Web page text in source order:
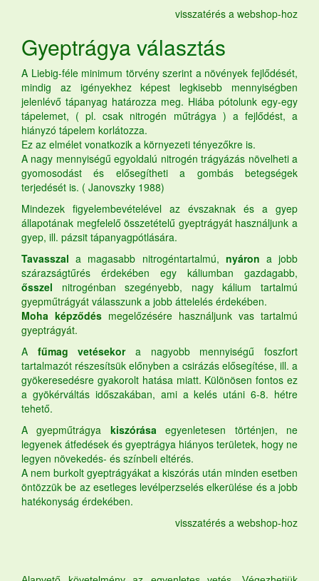
visszatérés a webshop-hoz
Gyeptrágya választás
A Liebig-féle minimum törvény szerint a növények fejlődését,
mindig az igényekhez képest legkisebb mennyiségben
jelenlévő tápanyag határozza meg. Hiába pótolunk egy-egy
tápelemet, ( pl. csak nitrogén műtrágya ) a fejlődést, a
hiányzó tápelem korlátozza.
Ez az elmélet vonatkozik a környezeti tényezőkre is.
A nagy mennyiségű egyoldalú nitrogén trágyázás növelheti a
gyomosodást és elősegítheti a gombás betegségek
terjedését is. ( Janovszky 1988)
Mindezek figyelembevételével az évszaknak és a gyep
állapotának megfelelő összetételű gyeptrágyát használjunk a
gyep, ill. pázsit tápanyagpótlására.
Tavasszal a magasabb nitrogéntartalmú, nyáron a jobb
szárazságtűrés érdekében egy káliumban gazdagabb,
ősszel nitrogénban szegényebb, nagy kálium tartalmú
gyepműtrágyát válasszunk a jobb áttelelés érdekében.
Moha képződés megelőzésére használjunk vas tartalmú
gyeptrágyát.
A fűmagvetésekora nagyobb mennyiségű foszfort
tartalmazót részesítsük előnyben a csirázás elősegítése, ill. a
gyökeresedésre gyakorolt hatása miatt. Különösen fontos ez
a gyökérváltás időszakában, ami a kelés utáni 6-8. hétre
tehető.
Agyepműtrágya kiszórása egyenletesen történjen, ne
legyenek átfedések és gyeptrágya hiányos területek, hogy ne
legyen növekedés- és színbeli eltérés.
A nem burkolt gyeptrágyákat a kiszórás után minden esetben
öntözzük be az esetleges levélperzselés elkerülése és a jobb
hatékonyság érdekében.
visszatérés a webshop-hoz